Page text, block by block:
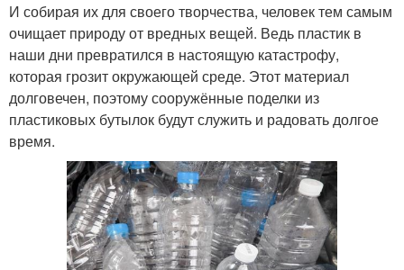
И собирая их для своего творчества, человек тем самым
очищает природу от вредных вещей. Ведь пластик в
наши дни превратился в настоящую катастрофу,
которая грозит окружающей среде. Этот материал
долговечен, поэтому сооружённые поделки из
пластиковых бутылок будут служить и радовать долгое
время.